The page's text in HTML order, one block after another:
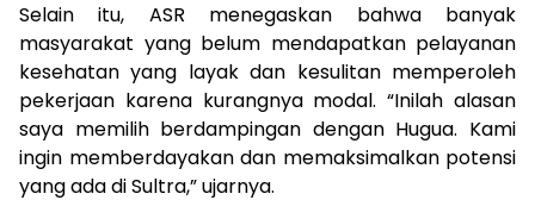
Selain itu, ASR menegaskan bahwa banyak
masyarakat yang belum mendapatkan pelayanan
kesehatan yang layak dan kesulitan memperoleh
pekerjaan karena kurangnya modal. “Inilah alasan
saya memilih berdampingan dengan Hugua. Kami
ingin memberdayakan dan memaksimalkan potensi
yang ada di Sultra,” ujarnya.